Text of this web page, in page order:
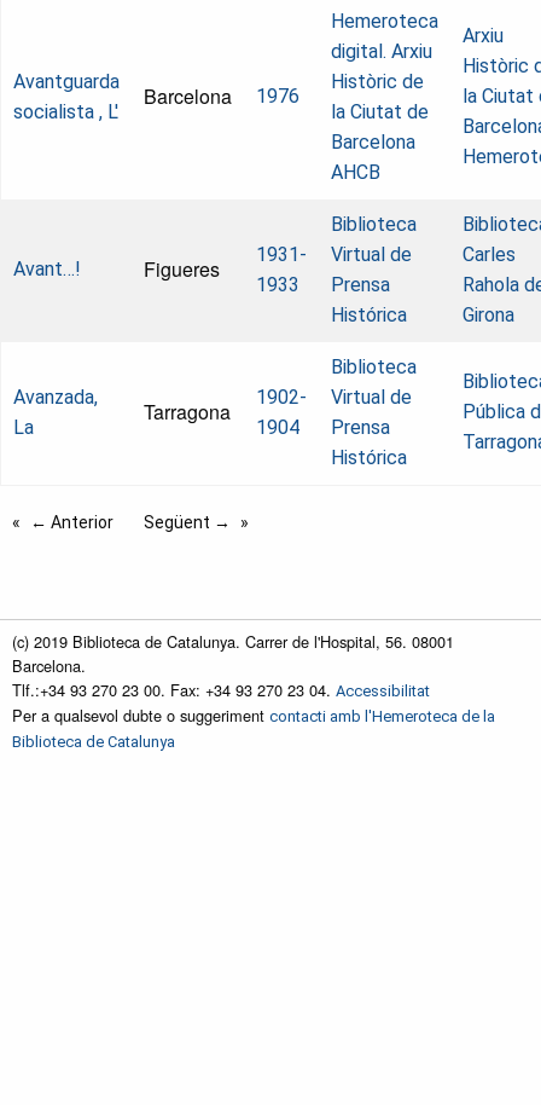
Avantguarda
socialista , L'
Barcelona 1976
Hemeroteca
digital. Arxiu
Històric de
la Ciutat de
Barcelona
AHCB
Arxiu
Històric
la Ciutat
Avant…! Figueres
1931-
1933
Biblioteca
Virtual de
Prensa
Histórica
Carles
Rahola
Girona
Avanzada,
La
Tarragona
1902-
1904
Biblioteca
Virtual de
Prensa
Histórica
Pública
← Anterior Següent →
(c) 2019 Biblioteca de Catalunya. Carrer de l'Hospital, 56. 08001
Barcelona.
Tlf.:+34 93 270 23 00. Fax: +34 93 270 23 04. Accessibilitat
Per a qualsevol dubte o suggeriment contacti amb l'Hemeroteca de la
Biblioteca de Catalunya